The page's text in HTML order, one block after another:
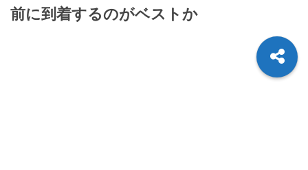
前に到着するのがベストか